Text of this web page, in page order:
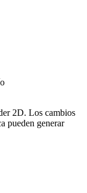
2D. Los cambios
pueden generar